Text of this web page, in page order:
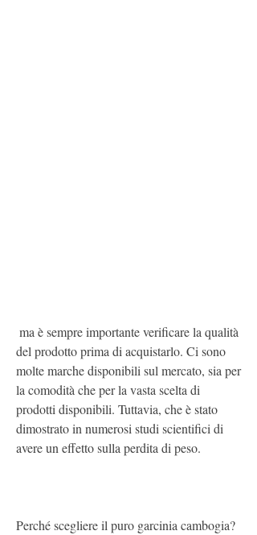
del prodotto prima di acquistarlo. Ci sono
molte marche disponibili sul mercato, sia per
la comodità che per la vasta scelta di
prodotti disponibili. Tuttavia, che è stato
dimostrato in numerosi studi scientifici di
avere un effetto sulla perdita di peso.
Perché scegliere il puro garcinia cambogia?